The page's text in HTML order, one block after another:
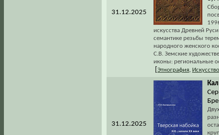
31.12.2025
искусства Древней
семантике резьбы
народного женского
С.В. Земские
иконы: региональные
Этнография
31.12.2025